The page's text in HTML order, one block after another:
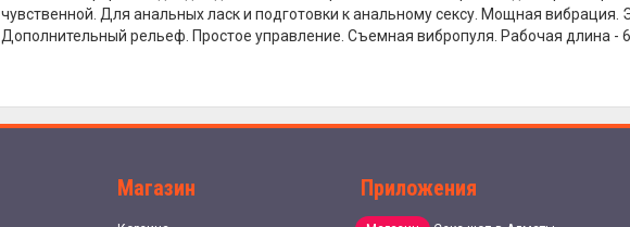
чувственной. Для анальных ласк и подготовки к анальному сексу. Мощная вибрация.
Дополнительный рельеф. Простое управление. Съемная вибропуля. Рабочая длина -
Магазин Приложения